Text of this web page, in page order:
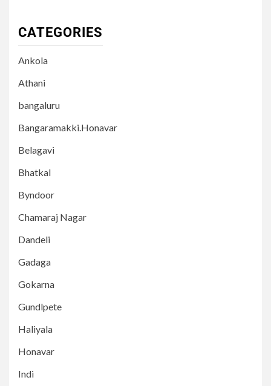
CATEGORIES
Ankola
Athani
bangaluru
Bangaramakki.Honavar
Belagavi
Bhatkal
Byndoor
Chamaraj Nagar
Dandeli
Gadaga
Gokarna
Gundlpete
Haliyala
Honavar
Indi